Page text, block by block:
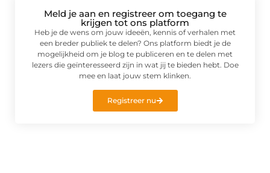
Meld je aan en registreer om toegang te
krijgen tot ons platform
Heb je de wens om jouw ideeën, kennis of verhalen met
een breder publiek te delen? Ons platform biedt je de
mogelijkheid om je blog te publiceren en te delen met
lezers die geïnteresseerd zijn in wat jij te bieden hebt. Doe
mee en laat jouw stem klinken.
Registreer nu